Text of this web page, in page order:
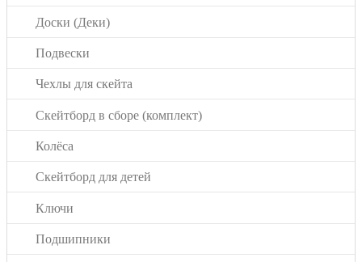
Доски (Деки)
Подвески
Чехлы для скейта
Скейтборд в сборе (комплект)
Колёса
Скейтборд для детей
Ключи
Подшипники